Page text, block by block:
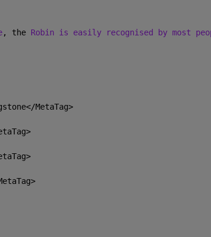
, the Robin is easily recognised by most
MetaTag>